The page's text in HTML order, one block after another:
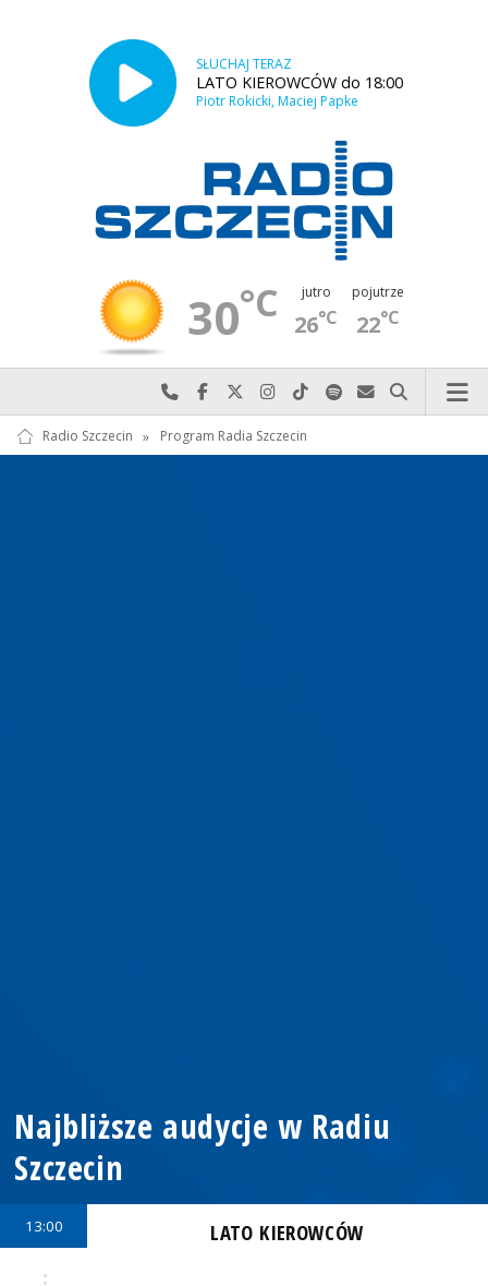
SŁUCHAJ TERAZ
LATO KIEROWCÓW do 18:00
Piotr Rokicki, Maciej Papke
30°C jutro
26°C
pojutrze
22°C
Najlepiej po prostu do nas zadzwoń
Odwiedź nas na Facebook-u
Odwiedź nas na X
Odwiedź nas na Instagram-ie
Odwiedź nas na TikTok-u
Szukaj nas na Spotify
Wyślij do nas
Szukaj
Radio Szczecin » Program Radia Szczecin
Najbliższe audycje w Radiu
Szczecin
13:00 LATO KIEROWCÓW